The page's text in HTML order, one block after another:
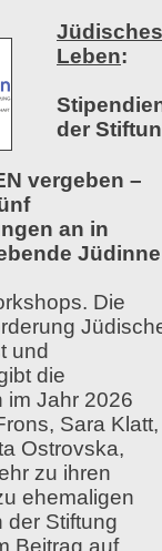
Jüdisches
Leben:
der
vergeben –
an in
Die
und
die
im Jahr 2026
Sara Klatt,
Ostrovska,
zu ihren
ehemaligen
der Stiftung